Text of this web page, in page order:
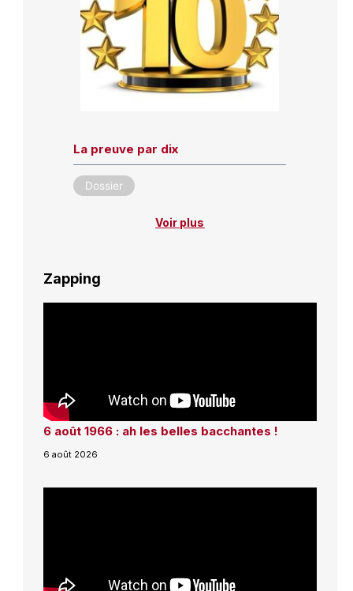
La preuve par dix
Dossier
Voir plus
Zapping
6 août 1966 : ah les belles bacchantes !
6 août 2026